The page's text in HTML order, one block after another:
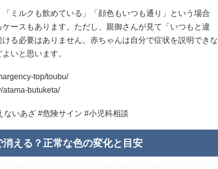
「ミルクも飲めている」「顔色もいつも通り」という場合
ースもあります。ただし、親御さんが見て「いつもと違
る必要はありません。赤ちゃんは自分で症状を説明できな
いと思います。
top/toubu/
atama-butuketa/
いあざ #危険サイン #小児科相談
える？正常な色の変化と目安